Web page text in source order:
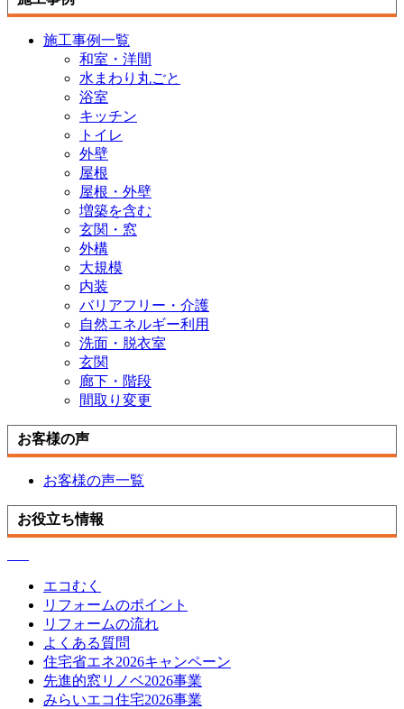
施工事例一覧
和室・洋間
水まわり丸ごと
浴室
キッチン
トイレ
外壁
屋根
屋根・外壁
増築を含む
玄関・窓
外構
大規模
内装
バリアフリー・介護
自然エネルギー利用
洗面・脱衣室
玄関
廊下・階段
間取り変更
お客様の声
お客様の声一覧
お役立ち情報
エコむく
リフォームのポイント
リフォームの流れ
よくある質問
住宅省エネ2026キャンペーン
先進的窓リノベ2026事業
みらいエコ住宅2026事業